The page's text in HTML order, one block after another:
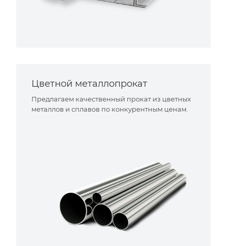
Цветной металлопрокат
Предлагаем качественный прокат из цветных
металлов и сплавов по конкурентным ценам.